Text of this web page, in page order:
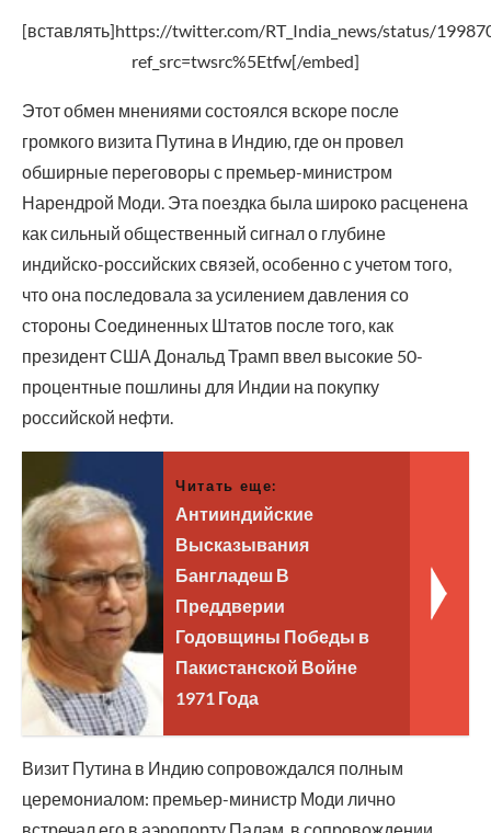
[вставлять]https://twitter.com/RT_India_news/status/
ref_src=twsrc%5Etfw[/embed]
Этот обмен мнениями состоялся вскоре после
громкого визита Путина в Индию, где он провел
обширные переговоры с премьер-министром
Нарендрой Моди. Эта поездка была широко расценена
как сильный общественный сигнал о глубине
индийско-российских связей, особенно с учетом того,
что она последовала за усилением давления со
стороны Соединенных Штатов после того, как
президент США Дональд Трамп ввел высокие 50-
процентные пошлины для Индии на покупку
российской нефти.
Читать еще:
Антииндийские
Высказывания
Бангладеш В
Преддверии
Годовщины Победы в
Пакистанской Войне
1971 Года
Визит Путина в Индию сопровождался полным
церемониалом: премьер-министр Моди лично